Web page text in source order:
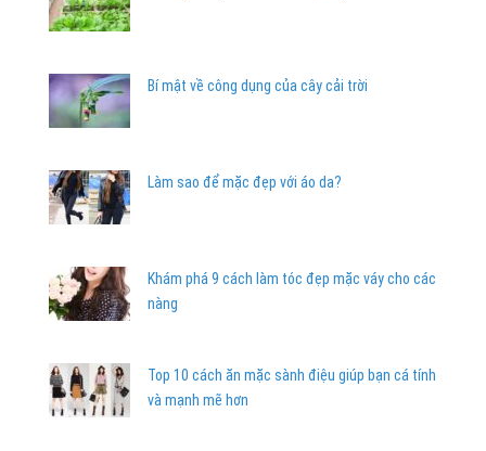
Bí mật về công dụng của cây cải trời
Làm sao để mặc đẹp với áo da?
Khám phá 9 cách làm tóc đẹp mặc váy cho các
nàng
Top 10 cách ăn mặc sành điệu giúp bạn cá tính
và mạnh mẽ hơn